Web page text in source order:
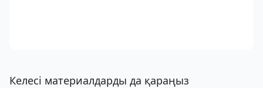
Келесі материалдарды да қараңыз